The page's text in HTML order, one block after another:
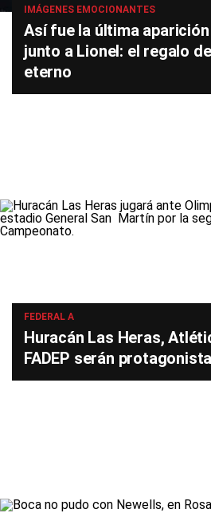
IMÁGENES EMOCIONANTES
Así fue la última
junto a Lionel: el regalo
eterno
FEDERAL A
Huracán Las Heras,
FADEP serán